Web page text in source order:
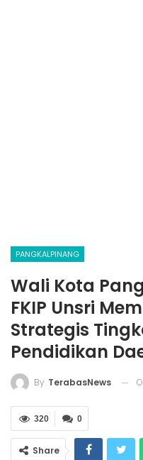
PANGKALPINANG
Wali Kota
FKIP Unsri
Strategis
Pendidikan
By TerabasNews
0
320
Share